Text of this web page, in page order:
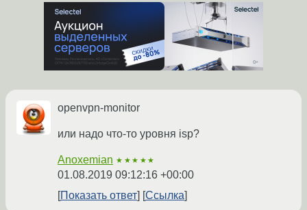
openvpn-monitor
или надо что-то уровня isp?
Anoxemian ★★★★★
01.08.2019 09:12:16 +00:00
Показать ответ
Ссылка